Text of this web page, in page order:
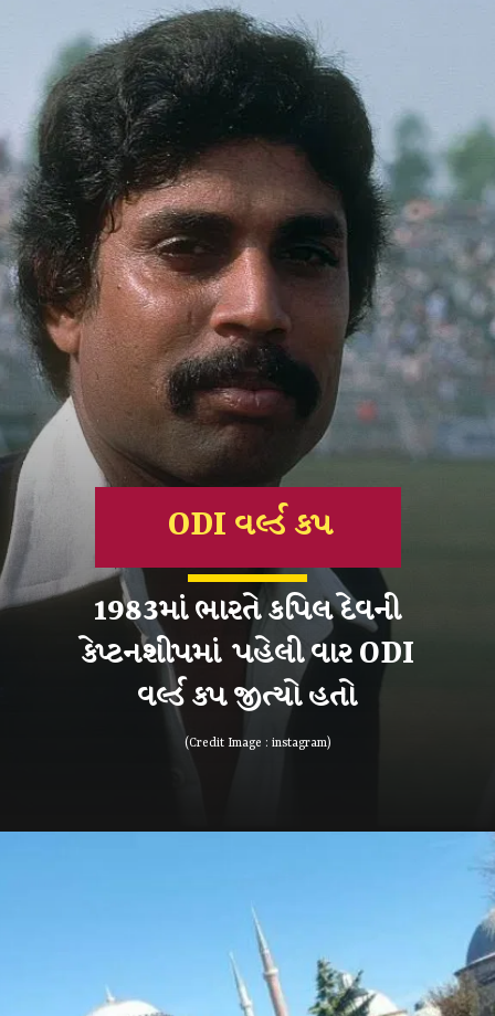
(Credit Image : instagram)
1983માં ભારતે કપિલ દેવની
કેપ્ટનશીપમાં પહેલી વાર ODI
વર્લ્ડ કપ જીત્યો હતો
ODI વર્લ્ડ કપ